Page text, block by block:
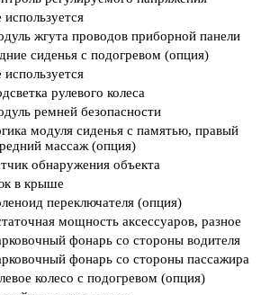
используется
жгута проводов приборной панели
сиденья с подогревом (опция)
используется
рулевого колеса
ремней безопасности
модуля сиденья с памятью, правый
массаж (опция)
обнаружения объекта
в крыше
переключателя (опция)
мощность аксессуаров, разное
фонарь со стороны водителя
фонарь со стороны пассажира
колесо с подогревом (опция)